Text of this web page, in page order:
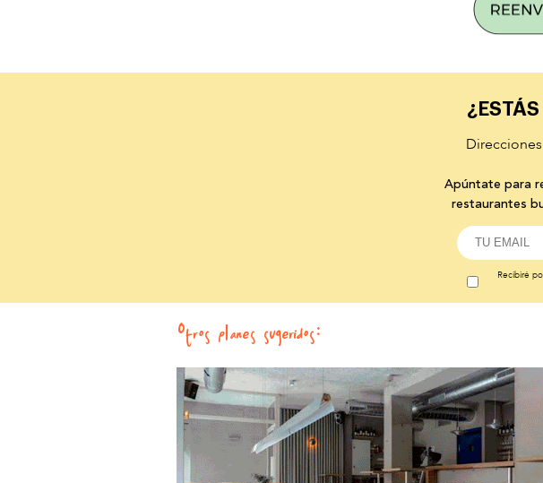
¿ESTÁS
Apúntate para
restaurantes
Recibiré
Otros planes sugeridos: